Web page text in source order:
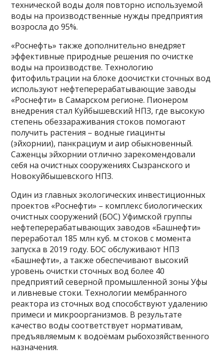
технической воды доля повторно используемой
воды на производственные нужды предприятия
возросла до 95%.
«Роснефть» также дополнительно внедряет
эффективные природные решения по очистке
воды на производстве. Технологию
фитофильтрации на блоке доочистки сточных вод
используют нефтеперерабатывающие заводы
«Роснефти» в Самарском регионе. Пионером
внедрения стал Куйбышевский НПЗ, где высокую
степень обеззараживания стоков помогают
получить растения – водные гиацинты
(эйхорнии), панкрациум и аир обыкновенный.
Саженцы эйхорнии отлично зарекомендовали
себя на очистных сооружениях Сызранского и
Новокуйбышевского НПЗ.
Один из главных экологических инвестиционных
проектов «Роснефти» – комплекс биологических
очистных сооружений (БОС) Уфимской группы
нефтеперерабатывающих заводов «Башнефти»
переработал 185 млн куб. м стоков с момента
запуска в 2019 году. БОС обслуживают НПЗ
«Башнефти», а также обеспечивают высокий
уровень очистки сточных вод более 40
предприятий северной промышленной зоны Уфы
и ливневые стоки. Технологии мембранного
реактора из сточных вод способствуют удалению
примеси и микроорганизмов. В результате
качество воды соответствует нормативам,
предъявляемым к водоёмам рыбохозяйственного
назначения.